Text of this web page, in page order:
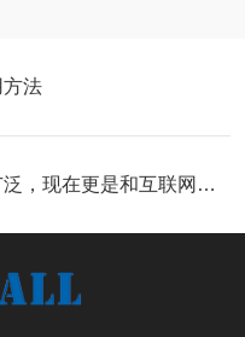
法
美菱医用冰箱用途广泛，现在更是和互联网相结合了